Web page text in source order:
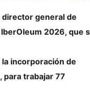
general de
2026, que
incorporación de
para trabajar 77